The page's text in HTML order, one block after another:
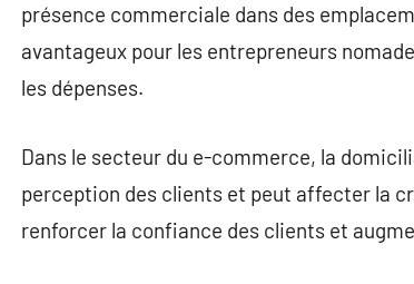
présence commerciale dans des
avantageux pour les entrepreneurs
les dépenses.
Dans le secteur du e-commerce, la
perception des clients et peut affecter la
renforcer la confiance des clients et